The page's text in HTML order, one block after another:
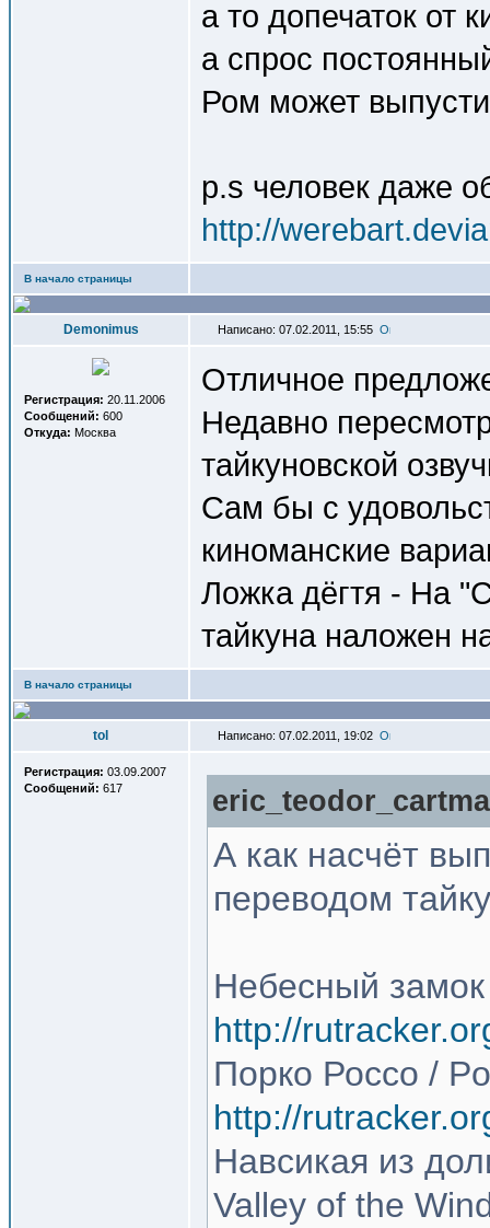
а то допечаток от
а спрос
Ром может
p.s человек даже
http://
В начало страницы
Demonimus Написано: 07.02.2011, 15:55
Регистрация: 20.11.2006
Сообщений: 600
Откуда: Москва
Отличное
Недавно
тайкуновской
Сам бы с
киноманские
Ложка дёгтя - На
тайкуна наложен
В начало страницы
tol Написано: 07.02.2011, 19:02
Регистрация: 03.09.2007
Сообщений: 617
А как насчёт
переводом
Небесный
http://
Порко Россо /
http://
Навсикая из
Valley of the